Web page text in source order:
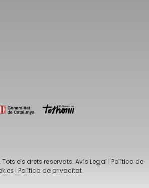
Tots els drets reservats. Avís Legal | Política de
| Política de privacitat